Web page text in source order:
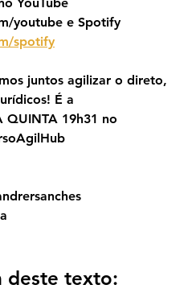
youtube e Spotify
spotify
juntos agilizar o direto,
É a
QUINTA 19h31 no
deste texto: